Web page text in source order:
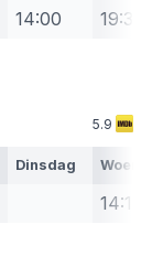
14:00 19:30
5.9
Dinsdag
14:15